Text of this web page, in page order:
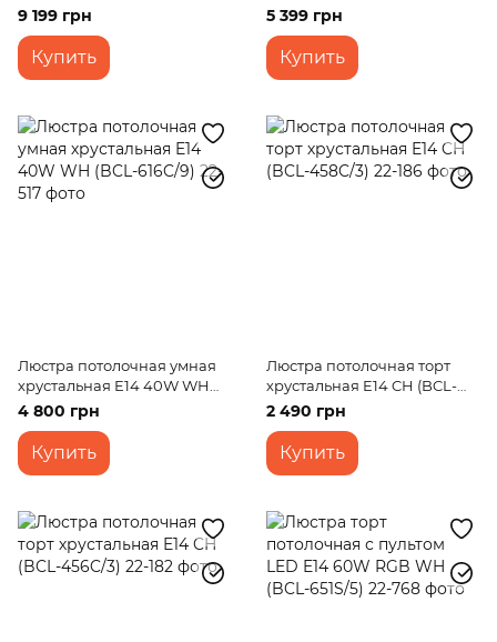
(BCL-375S/6)
9 199 грн
Купить
(BCL-448C/4)
5 399 грн
Купить
Люстра потолочная умная
хрустальная E14 40W WH
(BCL-616C/9)
4 800 грн
Купить
Люстра потолочная торт
хрустальная E14 CH (BCL-
458C/3)
2 490 грн
Купить